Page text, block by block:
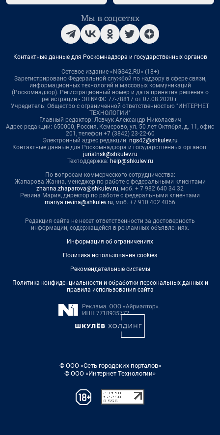
Мы в соцсетях
Контактные данные для Роскомнадзора и государственных органов
Сетевое издание «NGS42.RU» (18+)
Зарегистрировано Федеральной службой по надзору в сфере связи,
информационных технологий и массовых коммуникаций
(Роскомнадзор). Регистрационный номер и дата принятия решения о
регистрации - ЭЛ № ФС 77-78817 от 07.08.2020 г.
Учредитель: Общество с ограниченной ответственностью "ИНТЕРНЕТ
ТЕХНОЛОГИИ"
Главный редактор: Левчук Александр Николаевич
Адрес редакции: 650000, Россия, Кемерово, ул. 50 лет Октября, д. 11, офис
201, телефон +7 (3842) 23-22-60
Электронный адрес редакции: ngs42@shkulev.ru
Контактные данные для Роскомнадзора и государственных органов:
juristnsk@shkulev.ru
Техподдержка: help@shkulev.ru
По вопросам коммерческого сотрудничества:
Жапарова Жанна, менеджер по работе с федеральными клиентами
zhanna.zhaparova@shkulev.ru, моб. + 7 982 640 34 32
Ревина Мария, директор по работе с федеральными клиентами
mariya.revina@shkulev.ru, моб. +7 910 402 4056
Редакция сайта не несет ответственности за достоверность
информации, содержащейся в рекламных объявлениях.
Информация об ограничениях
Политика использования cookies
Рекомендательные системы
Политика конфиденциальности и обработки персональных данных и
правила использования сайта
© ООО «Сеть городских порталов»
© ООО «Интернет Технологии»